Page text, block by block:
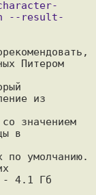
--result-
Питером
из
значением
в
по умолчанию.
- 4.1 Гб